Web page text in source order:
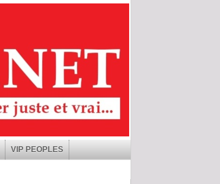
VIP PEOPLES